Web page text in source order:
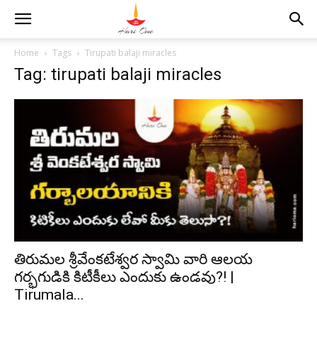
Home Tags Tirupati balaji miracles
Tag: tirupati balaji miracles
తిరుమల శ్రీవేంకటేశ్వర స్వామి వారి ఆలయ
గర్భగుడికి కిటీకీలు ఎందుకు ఉండవు?! |
Tirumala...